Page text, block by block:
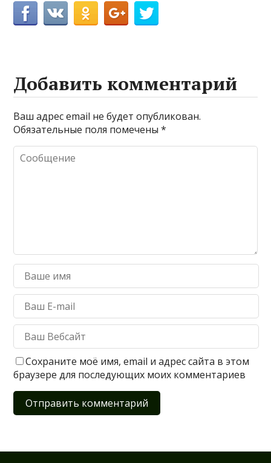
Добавить комментарий
Ваш адрес email не будет опубликован.
Обязательные поля помечены*
Сохраните моё имя, email и адрес сайта в этом
браузере для последующих моих комментариев